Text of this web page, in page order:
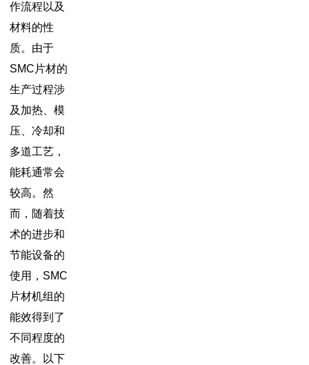
作流程以及
材料的性
质。由于
SMC片材的
生产过程涉
及加热、模
压、冷却和
多道工艺，
能耗通常会
较高。然
而，随着技
术的进步和
节能设备的
使用，SMC
片材机组的
能效得到了
不同程度的
改善。以下